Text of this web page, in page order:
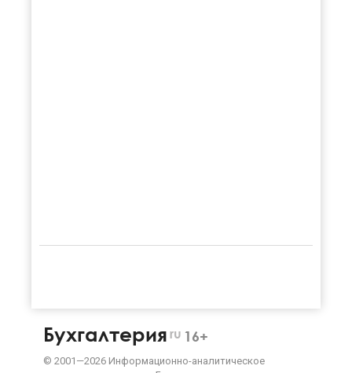
Бухгалтерия ru 16+
© 2001—2026 Информационно-аналитическое